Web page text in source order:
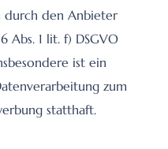
durch den Anbieter
Abs. 1 lit. f) DSGVO
ist ein
zum
statthaft.